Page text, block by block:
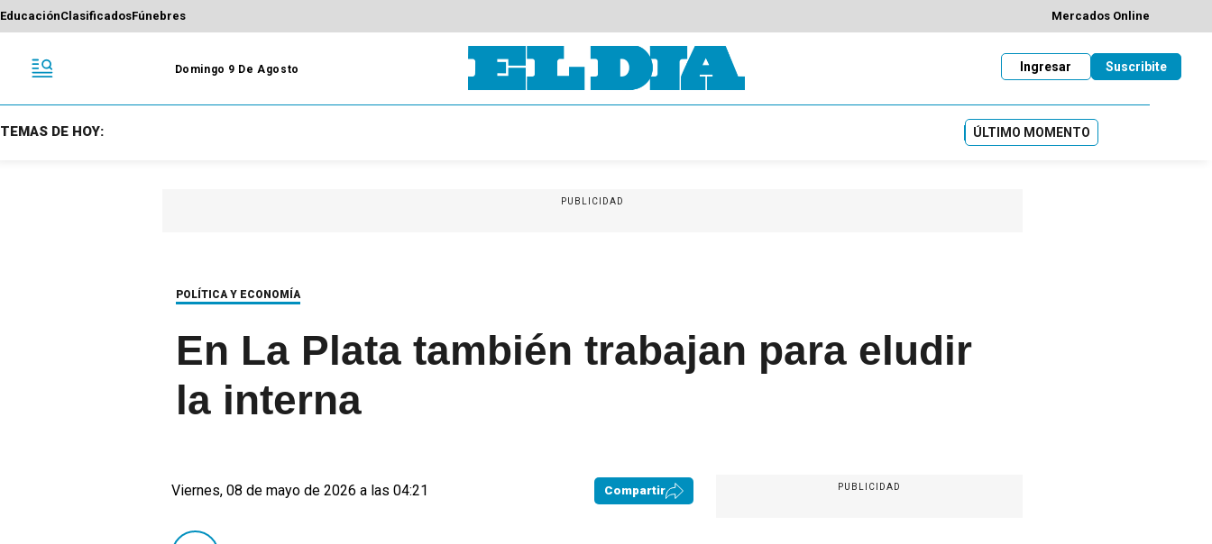
EducaciónClasificadosFúnebres Mercados Online
Domingo 9 De Agosto Suscribite
Ingresar
TEMAS DE HOY: ÚLTIMO MOMENTO
PUBLICIDAD
POLÍTICA Y ECONOMÍA
En La Plata también trabajan para eludir
la interna
Viernes, 08 de mayo de 2026 a las 04:21 Compartir PUBLICIDAD